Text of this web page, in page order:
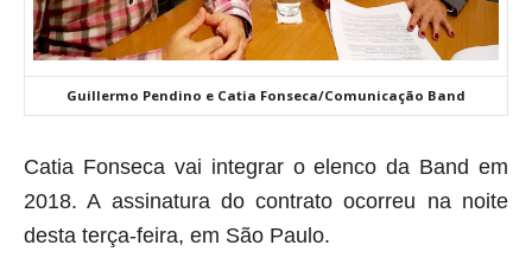
Guillermo Pendino e Catia Fonseca/Comunicação Band
Catia Fonseca vai integrar o elenco da Band em
2018. A assinatura do contrato ocorreu na noite
desta terça-feira, em São Paulo.